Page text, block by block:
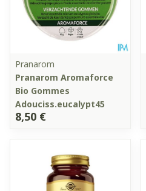
Pranarom
Pranarom Aromaforce
Bio Gommes
Adouciss.eucalypt45
8,50 €